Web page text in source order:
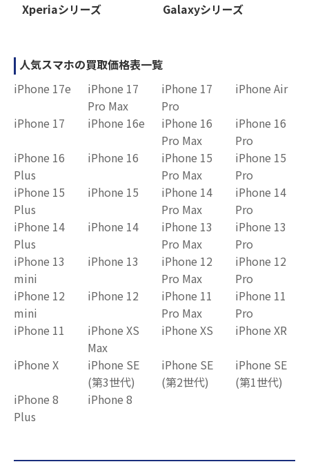
Xperiaシリーズ Galaxyシリーズ
人気スマホの買取価格表一覧
iPhone 17e
iPhone 17
Pro Max
iPhone 17
Pro
iPhone Air
iPhone 17 iPhone 16e
iPhone 16
Pro Max
iPhone 16
Pro
iPhone 16
Plus
iPhone 16
iPhone 15
Pro Max
iPhone 15
Pro
iPhone 15
Plus
iPhone 15
iPhone 14
Pro Max
iPhone 14
Pro
iPhone 14
Plus
iPhone 14
iPhone 13
Pro Max
iPhone 13
Pro
iPhone 13
mini
iPhone 13
iPhone 12
Pro Max
iPhone 12
Pro
iPhone 12
mini
iPhone 12
iPhone 11
Pro Max
iPhone 11
Pro
iPhone 11
iPhone XS
Max
iPhone XS iPhone XR
iPhone X
iPhone SE
(第3世代)
iPhone SE
(第2世代)
iPhone SE
(第1世代)
iPhone 8
Plus
iPhone 8